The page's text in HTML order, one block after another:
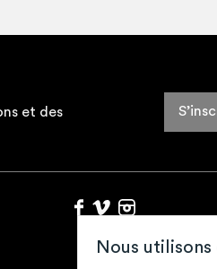
jan­vier 2023
et des
Nous utilisons